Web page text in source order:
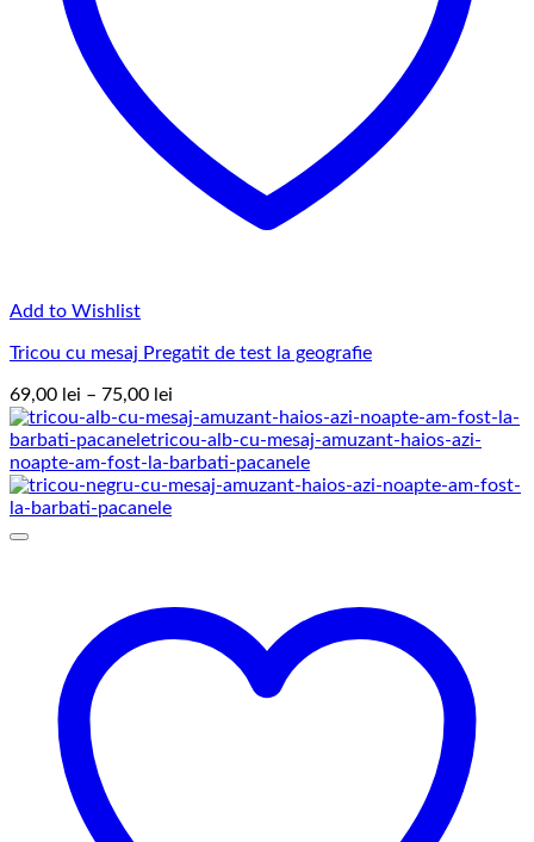
Add to Wishlist
Tricou cu mesaj Pregatit de test la geografie
69,00 lei – 75,00 lei
de
prețuri:
69,00 lei
până